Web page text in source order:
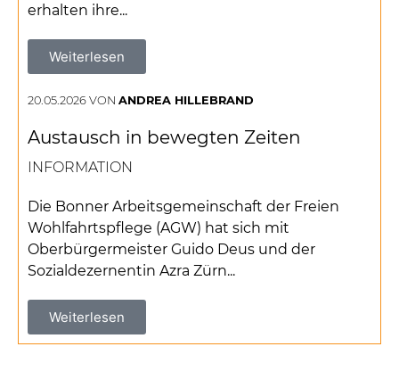
erhalten ihre...
Weiterlesen
20.05.2026 VON ANDREA HILLEBRAND
Austausch in bewegten Zeiten
INFORMATION
Die Bonner Arbeitsgemeinschaft der Freien
Wohlfahrtspflege (AGW) hat sich mit
Oberbürgermeister Guido Deus und der
Sozialdezernentin Azra Zürn...
Weiterlesen